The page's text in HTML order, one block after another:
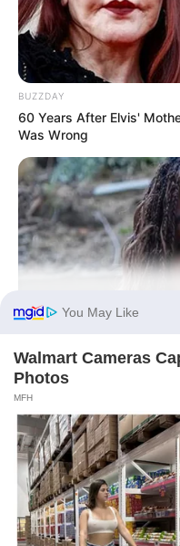
BUZZDAY
60 Years After Elvis'
Was Wrong
BUZZDAY
Malia Obama's
BUZZ DAY
Coyote Snatches Puppy